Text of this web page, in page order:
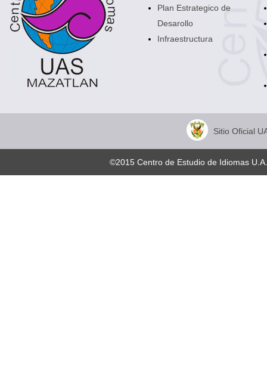
Plan Estrategico de
Desarollo
Infraestructura
Sitio Oficial
©2015 Centro de Estudio de Idiomas